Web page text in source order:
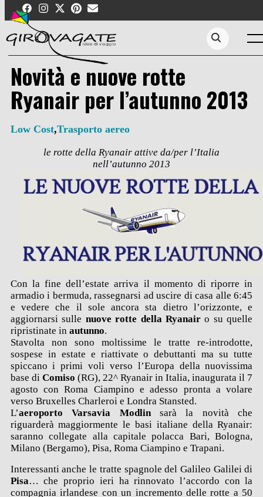
content
Search...
Novità e nuove rotte
Ryanair per l’autunno 2013
Low Cost,Trasporto aereo
le rotte della Ryanair attive da/per l’Italia
nell’autunno 2013
Con la fine dell’estate arriva il momento di riporre in
armadio i bermuda, rassegnarsi ad uscire di casa alle 6:45
e vedere che il sole ancora sta dietro l’orizzonte, e
aggiornarsi sulle nuove rotte della Ryanairo su quelle
ripristinate in autunno.
Stavolta non sono moltissime le tratte re-introdotte,
sospese in estate e riattivate o debuttanti ma su tutte
spiccano i primi voli verso l’Europa della nuovissima
base di Comiso (RG), 22^ Ryanair in Italia, inaugurata il 7
agosto con Roma Ciampino e adesso pronta a volare
verso Bruxelles Charleroi e Londra Stansted.
L’aeroporto Varsavia Modlinsarà la novità che
riguarderà maggiormente le basi italiane della Ryanair:
saranno collegate alla capitale polacca Bari, Bologna,
Milano (Bergamo), Pisa, Roma Ciampino e Trapani.
Interessanti anche le tratte spagnole del Galileo Galilei di
Pisa… che proprio ieri ha rinnovato l’accordo con la
compagnia irlandese con un incremento delle rotte a 50